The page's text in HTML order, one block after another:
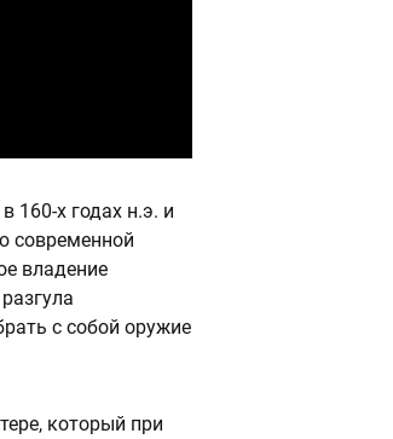
160-х годах н.э. и
современной
владение
с собой оружие
который при